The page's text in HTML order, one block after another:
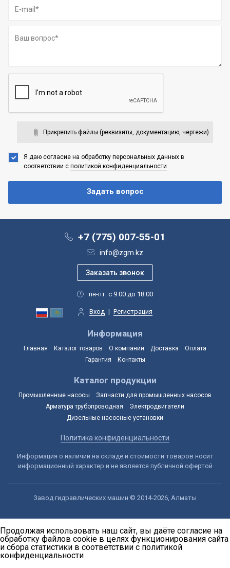
Прикрепить файлы (реквизиты, документацию, чертежи)
Я даю согласие на обработку персональных данных в
соответствии с политикой конфиденциальности
+7 (775) 007-55-01
info@zgm.kz
пн-пт: с 9:00 до 18:00
Вход | Регистрация
Информация
Главная Каталог товаров О компании Доставка
Оплата
Гарантия
Контакты
Каталог продукции
Промышленные насосы
Запчасти для промышленных насосов
Арматура трубопроводная
Электродвигатели
Дизельные насосные установки
Политика конфиденциальности
Информация о наличии на складе и стоимости товаров носит
информационный характер и не является публичной офертой
Завод гидравлических машин © 2014-2026, Алматы
Продолжая использовать наш сайт, вы даёте согласие на
обработку файлов cookie в целях функционирования сайта
и сбора статистики в соответствии с политикой
конфиденциальности